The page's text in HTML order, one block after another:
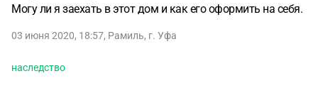
Могу ли я заехать в этот дом и как его оформить на себя.
03 июня 2020, 18:57, Рамиль, г. Уфа
наследство